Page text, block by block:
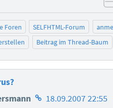
Foren SELFHTML-Forum
Beitrag im Thread-Baum
Homepage
18.09.2007 22:55